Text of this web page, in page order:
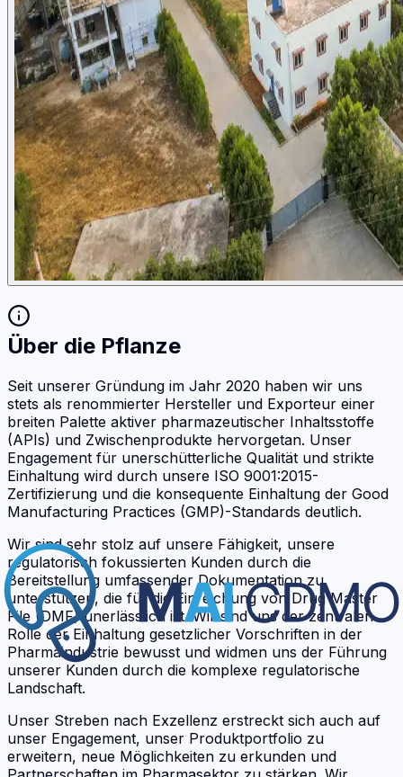
Über die Pflanze
Seit unserer Gründung im Jahr 2020 haben wir uns
stets als renommierter Hersteller und Exporteur einer
breiten Palette aktiver pharmazeutischer Inhaltsstoffe
(APIs) und Zwischenprodukte hervorgetan. Unser
Engagement für unerschütterliche Qualität und strikte
Einhaltung wird durch unsere ISO 9001:2015-
Zertifizierung und die konsequente Einhaltung der Good
Manufacturing Practices (GMP)-Standards deutlich.
Wir sind sehr stolz auf unsere Fähigkeit, unsere
regulatorisch fokussierten Kunden durch die
Bereitstellung umfassender Dokumentation zu
unterstützen, die für die Einreichung von Drug Master
File (DMF) unerlässlich ist. Wir sind uns der zentralen
Rolle der Einhaltung gesetzlicher Vorschriften in der
Pharmaindustrie bewusst und widmen uns der Führung
unserer Kunden durch die komplexe regulatorische
Landschaft.
Unser Streben nach Exzellenz erstreckt sich auch auf
unser Engagement, unser Produktportfolio zu
erweitern, neue Möglichkeiten zu erkunden und